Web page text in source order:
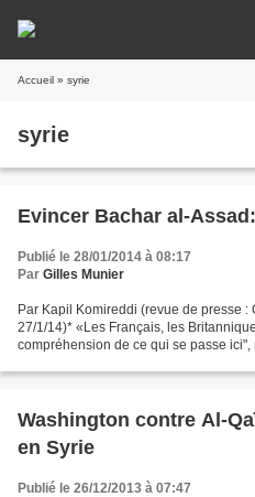
Accueil » syrie
syrie
Evincer Bachar al-
Publié le 28/01/2014 à 08:17
Par Gilles Munier
Par Kapil Komireddi (revue de presse
27/1/14)* «Les Français, les
compréhension de ce qui se passe
Washington contre Al-
en Syrie
Publié le 26/12/2013 à 07:47